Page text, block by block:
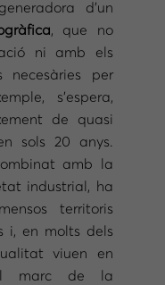
d’un
, que no
ni amb els
necesàries per
s’espera,
de quasi
sols 20 anys.
amb la
industrial, ha
territoris
i, en molts dels
viuen en
marc de la